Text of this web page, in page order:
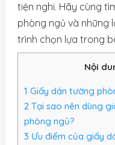
tiện nghi. Hãy cùng
phòng ngủ và những
trình chọn lựa trong
Nội
1 Giấy dán tường
2Tại sao nên dùng
phòng ngủ?
3 Ưu điểm của giấy